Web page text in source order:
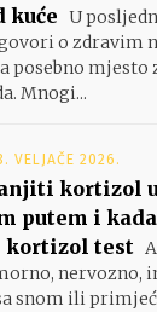
kuće U
o zdravim
posebno mjesto
Mnogi...
VELJAČE 2026.
kortizol
putem i
kortizol test
nervozno,
snom ili